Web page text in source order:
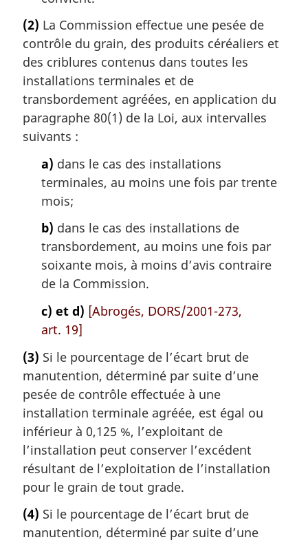
(2) La Commission effectue une pesée de
contrôle du grain, des produits céréaliers et
des criblures contenus dans toutes les
installations terminales et de
transbordement agréées, en application du
paragraphe 80(1) de la Loi, aux intervalles
suivants :
a) dans le cas des installations
terminales, au moins une fois par trente
mois;
b) dans le cas des installations de
transbordement, au moins une fois par
soixante mois, à moins d’avis contraire
de la Commission.
c) et d) [Abrogés, DORS/2001-273,
art. 19]
(3) Si le pourcentage de l’écart brut de
manutention, déterminé par suite d’une
pesée de contrôle effectuée à une
installation terminale agréée, est égal ou
inférieur à 0,125 %, l’exploitant de
l’installation peut conserver l’excédent
résultant de l’exploitation de l’installation
pour le grain de tout grade.
(4) Si le pourcentage de l’écart brut de
manutention, déterminé par suite d’une